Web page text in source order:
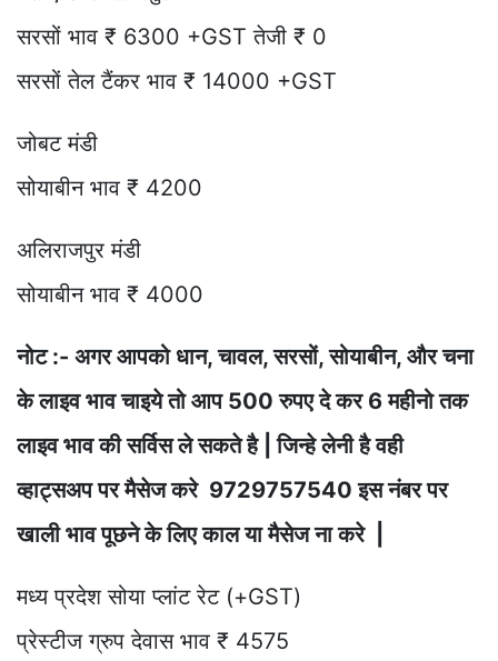
सरसों भाव ₹ 6300 +GST तेजी ₹ 0
सरसों तेल टैंकर भाव ₹ 14000 +GST
जोबट मंडी
सोयाबीन भाव ₹ 4200
अलिराजपुर मंडी
सोयाबीन भाव ₹ 4000
नोट :- अगर आपको धान, चावल, सरसों, सोयाबीन, और चना
के लाइव भाव चाइये तो आप 500 रुपए दे कर 6 महीनो तक
लाइव भाव की सर्विस ले सकते है | जिन्हे लेनी है वही
व्हाट्सअप पर मैसेज करे 9729757540 इस नंबर पर
खाली भाव पूछने के लिए काल या मैसेज ना करे |
मध्य प्रदेश सोया प्लांट रेट (+GST)
प्रेस्टीज ग्रुप देवास भाव ₹ 4575